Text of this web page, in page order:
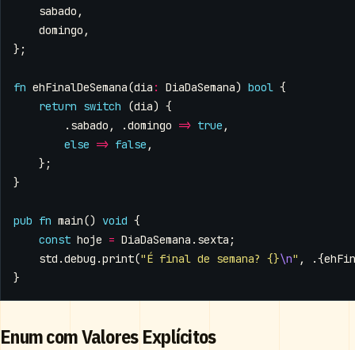
sabado ,
domingo ,
};
fn ehFinalDeSemana(dia : DiaDaSemana) bool {
return switch (dia) {
. sabado , .domingo => true ,
else => false ,
};
}
pub fn main() void {
const hoje = DiaDaSemana . sexta ;
std .debug .print("É final de semana? {}\n" , .{
}
Enum com Valores Explícitos